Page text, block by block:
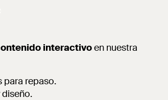
interactivoen nuestra
para repaso.